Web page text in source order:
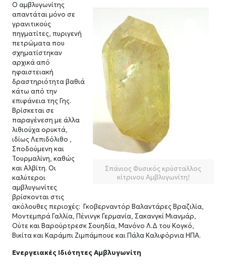
Σπάνιος Φυσικός κρύσταλλος
κίτρινου Αμβλυγωνίτη!
Ο αμβλυγωνίτης
απαντάται μόνο σε
γρανιτικούς
πηγματίτες, πυριγενή
πετρώματα που
σχηματίστηκαν
αρχικά από
ηφαιστειακή
δραστηριότητα βαθιά
κάτω από την
επιφάνεια της Γης.
Βρίσκεται σε
παραγένεση με άλλα
λιθιούχα ορυκτά,
ιδίως Λεπιδόλιθο ,
Σποδούμενη και
Τουρμαλίνη, καθώς
και Αλβίτη. Οι
καλύτεροι
αμβλυγωνίτες
βρίσκονται στις
ακόλουθες περιοχές: Γκοβερναντόρ Βαλαντάρες Βραζιλία,
Μοντεμπρά Γαλλία, Πένινγκ Γερμανία, Σακανγκί Μιανμάρ,
Ούτε και Βαρούρτρεσκ Σουηδία, Μανόνο Λ.Δ του Κογκό,
Βικίτα και Καράμπι Ζιμπάμπουε και Πάλα Καλιφόρνια ΗΠΑ.
Ενεργειακές Ιδιότητες Αμβλυγωνίτη